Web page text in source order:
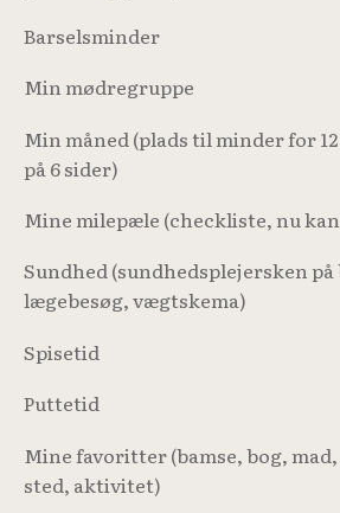
Barselsminder
Min mødregruppe
Min måned (plads til minder for
på 6 sider)
Mine milepæle (checkliste, nu
Sundhed (sundhedsplejersken på
lægebesøg, vægtskema)
Spisetid
Puttetid
Mine favoritter (bamse, bog,
sted, aktivitet)